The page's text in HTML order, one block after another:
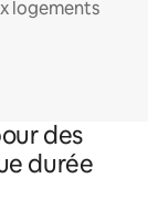
logements
des
durée